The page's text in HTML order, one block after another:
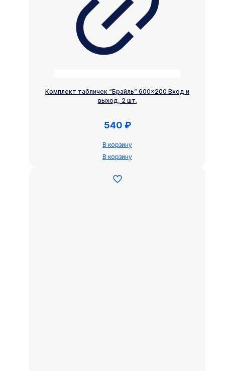
Комплект табличек “Брайль” 600×200 Вход и
выход, 2 шт.
540 ₽
В корзину
В корзину